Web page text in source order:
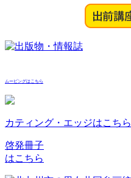
ムービングはこちら
カティング・エッジはこちら
啓発冊子
はこちら